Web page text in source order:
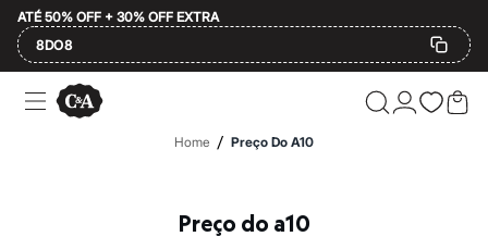
ATÉ 50% OFF + 30% OFF EXTRA
8DO8
Ofertas
Compre por Departamento
Home / Preço Do A10
Preço do a10